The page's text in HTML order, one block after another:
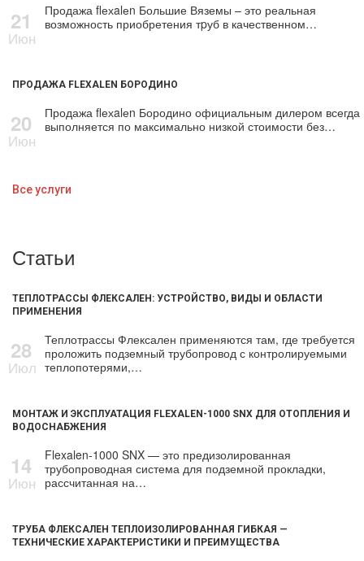
21
Июн
Продажа flехalеn Большие Вяземы – это реальная
возможность приобретения тpуб в качественном…
ПРОДАЖА FLEXALEN БОРОДИНО
20
Июн
Продажа flехalеn Бородино официальным дилером всегда
выполняется по максимально низкой стоимости без…
Все услуги
Статьи
ТЕПЛОТРАССЫ ФЛЕКСАЛЕН: УСТРОЙСТВО, ВИДЫ И ОБЛАСТИ
ПРИМЕНЕНИЯ
28
Июл
Теплотрассы Флексален применяются там, где требуется
проложить подземный трубопровод с контролируемыми
теплопотерями,…
МОНТАЖ И ЭКСПЛУАТАЦИЯ FLEXALEN-1000 SNX ДЛЯ ОТОПЛЕНИЯ И
ВОДОСНАБЖЕНИЯ
14
Июн
Flexalen-1000 SNX — это предизолированная
трубопроводная система для подземной прокладки,
рассчитанная на…
ТРУБА ФЛЕКСАЛЕН ТЕПЛОИЗОЛИРОВАННАЯ ГИБКАЯ —
ТЕХНИЧЕСКИЕ ХАРАКТЕРИСТИКИ И ПРЕИМУЩЕСТВА